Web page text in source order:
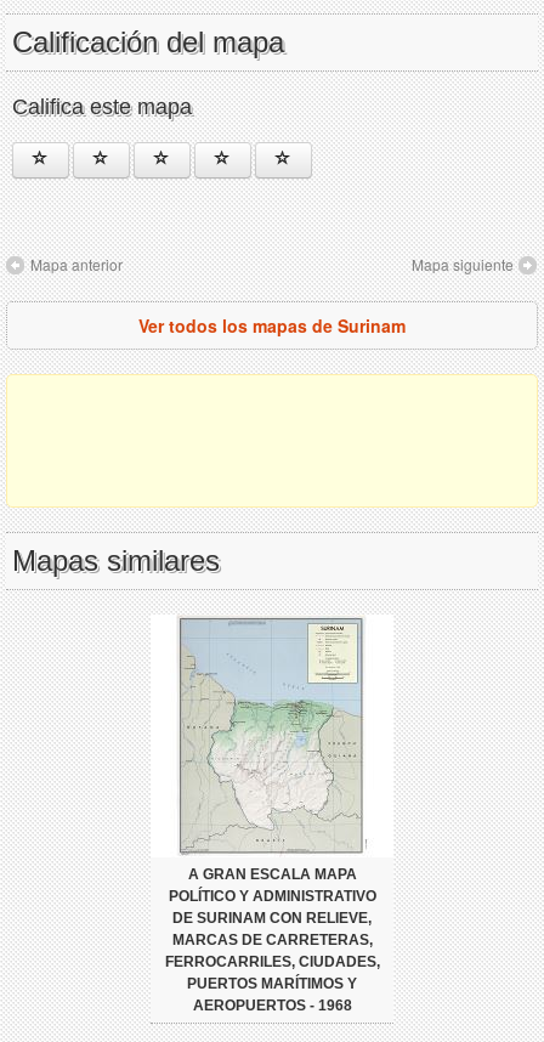
Calificación del mapa
Califica este mapa
Mapa anterior Mapa siguiente
Ver todos los mapas de Surinam
Mapas similares
A GRAN ESCALA MAPA
POLÍTICO Y ADMINISTRATIVO
DE SURINAM CON RELIEVE,
MARCAS DE CARRETERAS,
FERROCARRILES, CIUDADES,
PUERTOS MARÍTIMOS Y
AEROPUERTOS - 1968